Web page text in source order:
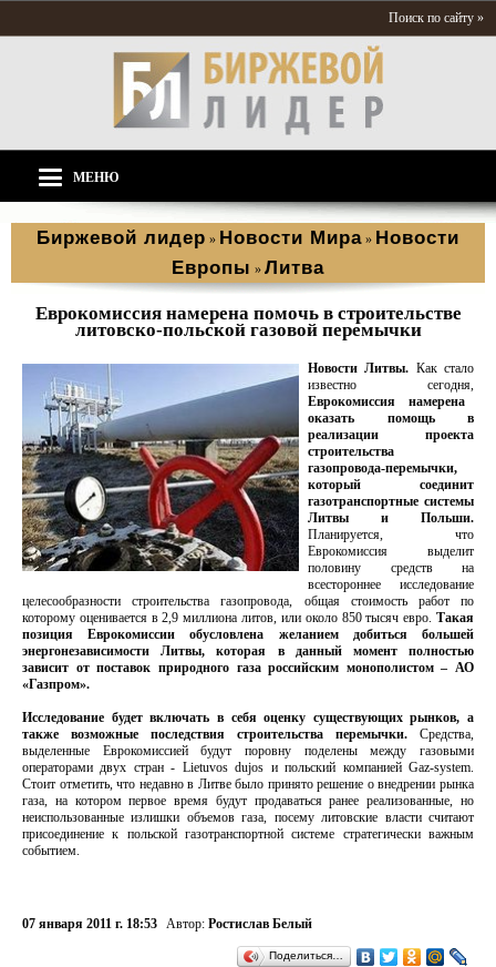
Поиск по сайту »
МЕНЮ
Биржевой лидер » Новости Мира » Новости
Европы » Литва
Еврокомиссия намерена помочь в строительстве
литовско-польской газовой перемычки
Новости Литвы. Как стало
известно сегодня,
Еврокомиссия намерена
оказать помощь в
реализации проекта
строительства
газопровода-перемычки,
который соединит
газотранспортные системы
Литвы и Польши.
Планируется, что
Еврокомиссия выделит
половину средств на
всестороннее исследование
целесообразности строительства газопровода, общая стоимость работ по
которому оценивается в 2,9 миллиона литов, или около 850 тысяч евро. Такая
позиция Еврокомиссии обусловлена желанием добиться большей
энергонезависимости Литвы, которая в данный момент полностью
зависит от поставок природного газа российским монополистом – АО
«Газпром».
Исследование будет включать в себя оценку существующих рынков, а
также возможные последствия строительства перемычки. Средства,
выделенные Еврокомиссией будут поровну поделены между газовыми
операторами двух стран - Lietuvos dujos и польский компанией Gaz-system.
Стоит отметить, что недавно в Литве было принято решение о внедрении рынка
газа, на котором первое время будут продаваться ранее реализованные, но
неиспользованные излишки объемов газа, посему литовские власти считают
присоединение к польской газотранспортной системе стратегически важным
событием.
07 января 2011 г. 18:53 Автор: Ростислав Белый
Поделиться…